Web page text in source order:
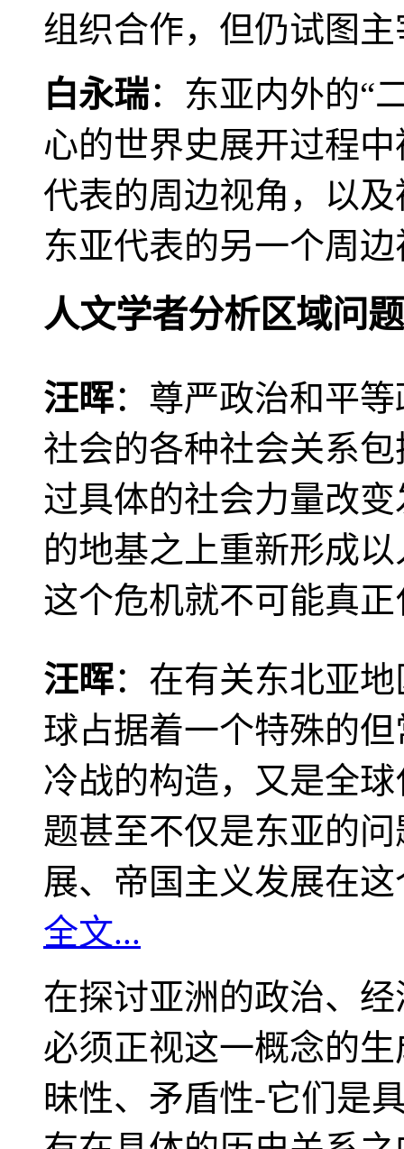
组织合作，但仍试图
白永瑞：东亚内外的“
心的世界史展开过程
代表的周边视角，以
东亚代表的另一个周
人文学者分析区域问题
汪晖：尊严政治和平
社会的各种社会关系
过具体的社会力量改
的地基之上重新形成
这个危机就不可能真
汪晖：在有关东北亚
球占据着一个特殊的
冷战的构造，又是全
题甚至不仅是东亚的
展、帝国主义发展在
全文...
在探讨亚洲的政治、
必须正视这一概念的
昧性、矛盾性-它们是